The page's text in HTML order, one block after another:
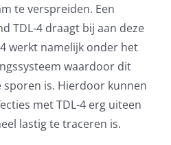
te verspreiden. Een
TDL-4 draagt bij aan deze
werkt namelijk onder het
waardoor dit
is. Hierdoor kunnen
met TDL-4 erg uiteen
lastig te traceren is.